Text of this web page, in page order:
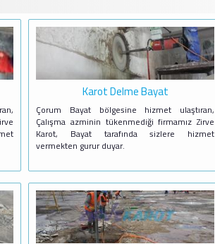
Karot Delme Bayat
Çorum Bayat bölgesine hizmet ulaştıran,
Çalışma azminin tükenmediği firmamız Zirve
Karot, Bayat tarafında sizlere hizmet
vermekten gurur duyar.